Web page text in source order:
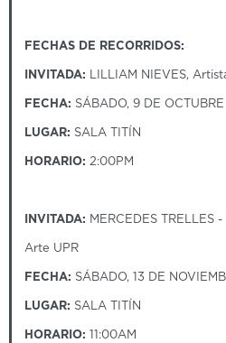
FECHAS DE RECORRIDOS:
INVITADA: LILLIAM NIEVES,
FECHA: SÁBADO, 9 DE OCTUBRE
LUGAR: SALA TITÍN
HORARIO: 2:00PM
INVITADA: MERCEDES TRELLES
Arte UPR
FECHA: SÁBADO, 13 DE
LUGAR: SALA TITÍN
HORARIO: 11:00AM